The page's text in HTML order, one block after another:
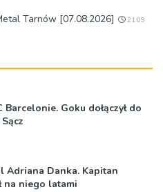
Tarnów [07.08.2026] 21:09
Barcelonie. Goku dołączył do
Adriana Danka. Kapitan
na niego latami